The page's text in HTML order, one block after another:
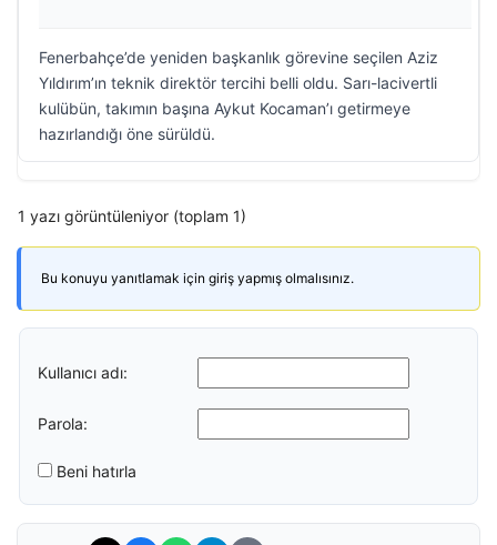
Fenerbahçe’de yeniden başkanlık görevine seçilen Aziz
Yıldırım’ın teknik direktör tercihi belli oldu. Sarı-lacivertli
kulübün, takımın başına Aykut Kocaman’ı getirmeye
hazırlandığı öne sürüldü.
1 yazı görüntüleniyor (toplam 1)
Bu konuyu yanıtlamak için giriş yapmış olmalısınız.
Kullanıcı adı:
Parola:
Beni hatırla